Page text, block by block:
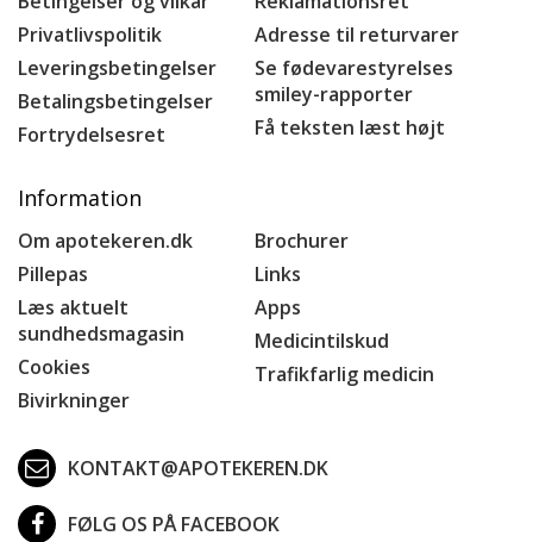
Privatlivspolitik
Leveringsbetingelser
Betalingsbetingelser
Fortrydelsesret
Adresse til returvarer
Se fødevarestyrelses
smiley-rapporter
Få teksten læst højt
Information
Om apotekeren.dk
Pillepas
Læs aktuelt
sundhedsmagasin
Cookies
Bivirkninger
Brochurer
Links
Apps
Medicintilskud
Trafikfarlig medicin
KONTAKT@APOTEKEREN.DK
FØLG OS PÅ FACEBOOK